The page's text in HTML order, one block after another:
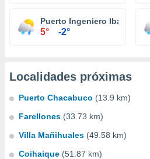
Puerto Ingeniero Ibáñez
5° -2°
Localidades próximas
Puerto Chacabuco (13.9 km)
Farellones (33.73 km)
Villa Mañihuales (49.58 km)
Coihaique (51.87 km)